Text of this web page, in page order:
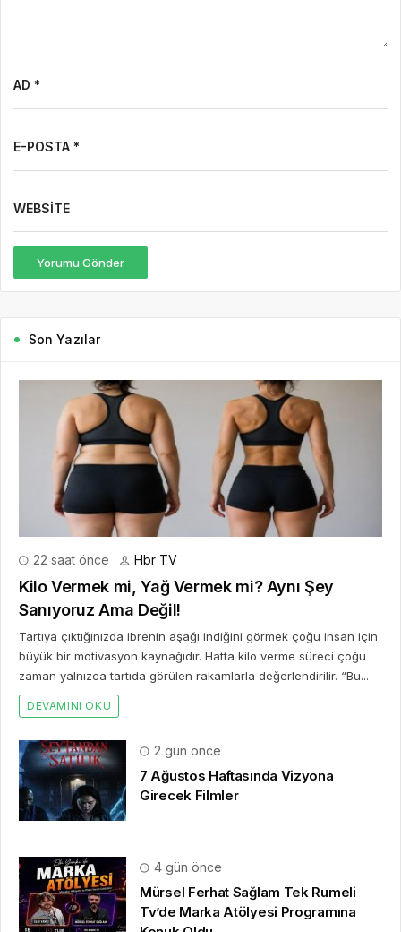
AD *
E-POSTA *
WEBSITE
Yorumu Gönder
Son Yazılar
22 saat önce Hbr TV
Kilo Vermek mi, Yağ Vermek mi? Aynı Şey
Sanıyoruz Ama Değil!
Tartıya çıktığınızda ibrenin aşağı indiğini görmek çoğu insan için
büyük bir motivasyon kaynağıdır. Hatta kilo verme süreci çoğu
zaman yalnızca tartıda görülen rakamlarla değerlendirilir. “Bu...
DEVAMINI OKU
2 gün önce
7 Ağustos Haftasında Vizyona
Girecek Filmler
4 gün önce
Mürsel Ferhat Sağlam Tek Rumeli
Tv’de Marka Atölyesi Programına